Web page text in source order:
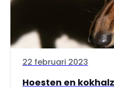
22 februari 2023
Hoesten en